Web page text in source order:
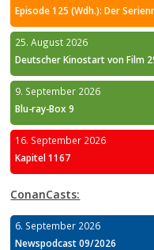
Episode 125 (Wdh.): Der
25. August 2026
Deutscher Kinostart von Film
9. September 2026
Blu-ray-Box 9
16. September 2026
Kapitel 1167
ConanCasts:
6. September 2026
Newspodcast 09/2026